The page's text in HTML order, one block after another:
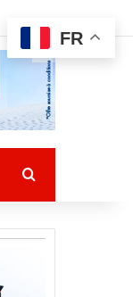
Rechercher
FR